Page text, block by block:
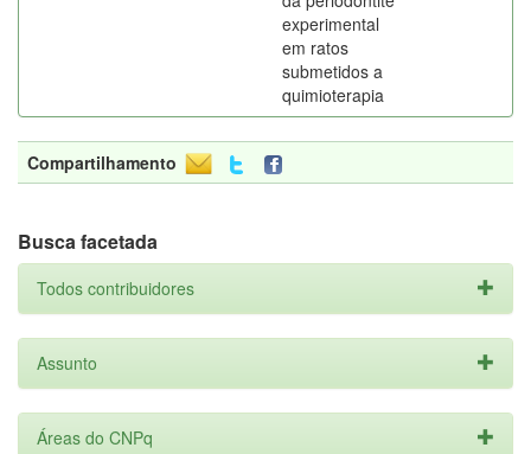
experimental
em ratos
submetidos a
quimioterapia
Compartilhamento
Busca facetada
Todos contribuidores
Assunto
Áreas do CNPq